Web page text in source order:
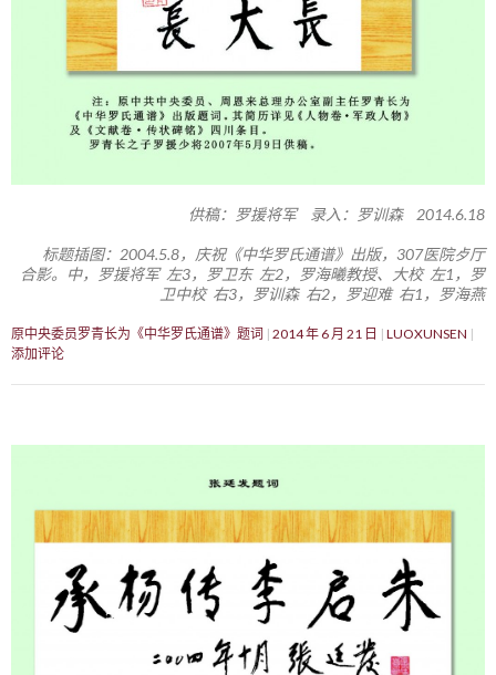
供稿：罗援将军 录入：罗训森 2014.6.18
标题插图：2004.5.8，庆祝《中华罗氏通谱》出版，307医院歺厅
合影。中，罗援将军 左3，罗卫东 左2，罗海曦教授、大校 左1，罗
卫中校 右3，罗训森 右2，罗迎难 右1，罗海燕
原中央委员罗青长为《中华罗氏通谱》题词 2014 年 6 月 21 日
LUOXUNSEN
添加评论